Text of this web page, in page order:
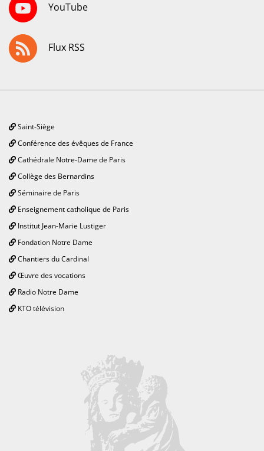
YouTube
Flux RSS
Saint-Siège
Conférence des évêques de France
Cathédrale Notre-Dame de Paris
Collège des Bernardins
Séminaire de Paris
Enseignement catholique de Paris
Institut Jean-Marie Lustiger
Fondation Notre Dame
Chantiers du Cardinal
Œuvre des vocations
Radio Notre Dame
KTO télévision